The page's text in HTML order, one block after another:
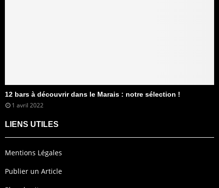
12 bars à découvrir dans le Marais : notre sélection !
1 avril 2022
LIENS UTILES
Mentions Légales
Publier un Article